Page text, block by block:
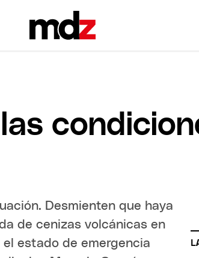
Desmienten que haya
de cenizas volcánicas en
el estado de emergencia